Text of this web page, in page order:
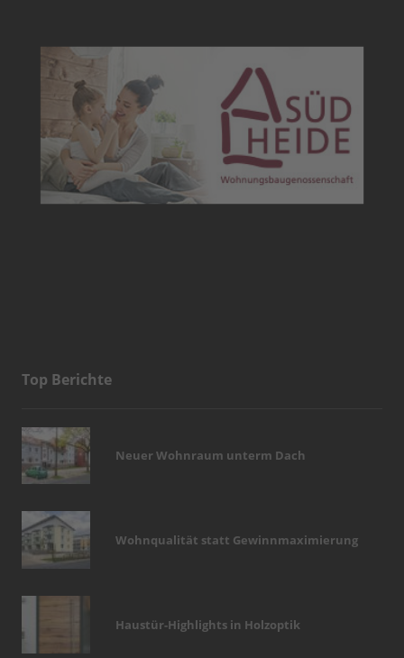
Top Berichte
Neuer Wohnraum unterm Dach
Wohnqualität statt Gewinnmaximierung
Haustür-Highlights in Holzoptik